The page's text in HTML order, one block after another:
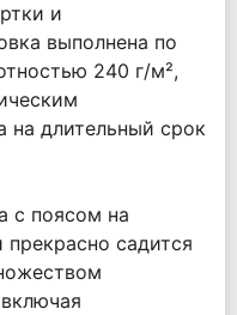
и
выполнена по
240 г/м²,
на длительный срок
с поясом на
садится